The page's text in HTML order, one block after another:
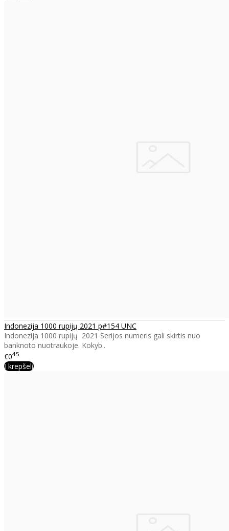
Indonezija 1000 rupijų 2021 p#154 UNC
Indonezija 1000 rupijų 2021 Serijos numeris gali skirtis nuo
banknoto nuotraukoje. Kokyb..
€045
Į krepšelį